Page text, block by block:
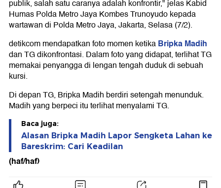
publik, salah satu caranya adalah konfrontir," jelas Kabid
Humas Polda Metro Jaya Kombes Trunoyudo kepada
wartawan di Polda Metro Jaya, Jakarta, Selasa (7/2).
detikcom mendapatkan foto momen ketikaBripka Madih
dan TG dikonfrontasi. Dalam foto yang didapat, terlihat TG
memakai penyangga di lengan tengah duduk di sebuah
kursi.
Di depan TG, Bripka Madih berdiri setengah menunduk.
Madih yang berpeci itu terlihat menyalami TG.
Baca juga:
Alasan Bripka Madih Lapor Sengketa Lahan ke
Bareskrim: Cari Keadilan
(haf/haf)